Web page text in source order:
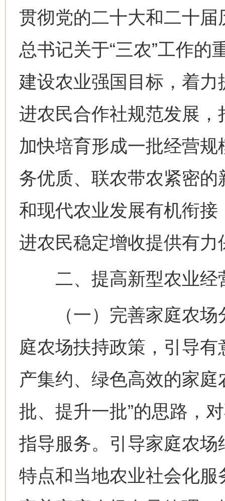
贯彻党的二十大和二十
总书记关于“三农”工作
建设农业强国目标，着
进农民合作社规范发展
加快培育形成一批经营
务优质、联农带农紧密
和现代农业发展有机衔
进农民稳定增收提供有力
二、提高新型农业经
（一）完善家庭农场
庭农场扶持政策，引导
产集约、绿色高效的家
批、提升一批”的思路，
指导服务。引导家庭农
特点和当地农业社会化